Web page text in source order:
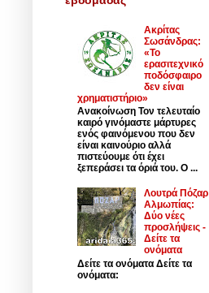
Ακρίτας
Σωσάνδρας:
«Το
ερασιτεχνικό
ποδόσφαιρο
δεν είναι
χρηματιστήριο»
Ανακοίνωση Τον τελευταίο
καιρό γινόμαστε μάρτυρες
ενός φαινόμενου που δεν
είναι καινούριο αλλά
πιστεύουμε ότι έχει
ξεπεράσει τα όριά του. Ο ...
Λουτρά Πόζαρ
Αλμωπίας:
Δύο νέες
προσλήψεις -
Δείτε τα
ονόματα
Δείτε τα ονόματα Δείτε τα
ονόματα: